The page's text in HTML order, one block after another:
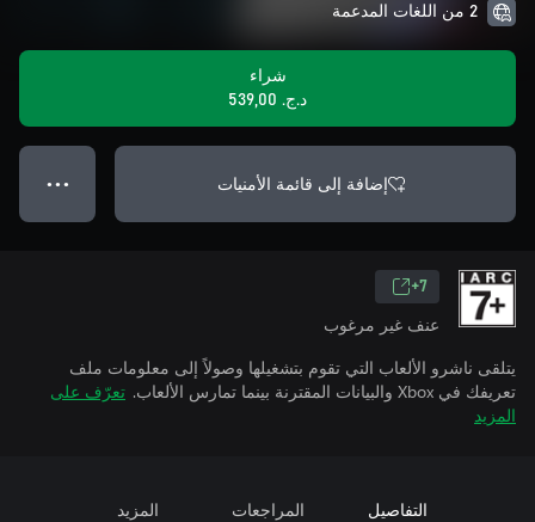
2 من اللغات المدعمة
شراء
د.ج.‏ 539,00
إضافة إلى قائمة الأمنيات ● ● ●
7+
عنف غير مرغوب
يتلقى ناشرو الألعاب التي تقوم بتشغيلها وصولاً إلى معلومات ملف
تعريفك في Xbox والبيانات المقترنة بينما تمارس الألعاب.
تعرّف على
المزيد
التفاصيل المراجعات المزيد